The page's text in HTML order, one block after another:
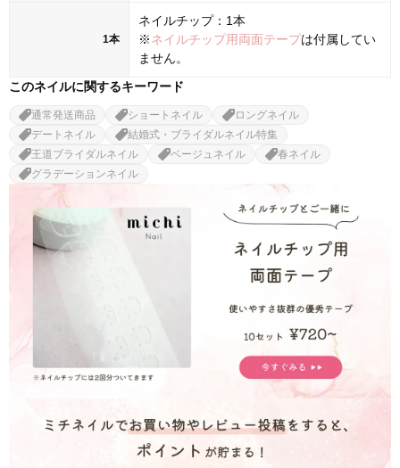
1本
ネイルチップ：1本
※ネイルチップ用両面テープは付属してい
ません。
このネイルに関するキーワード
通常発送商品 ショートネイル
ロングネイル
デートネイル
結婚式・ブライダルネイル特集
王道ブライダルネイル
ベージュネイル
春ネイル
グラデーションネイル